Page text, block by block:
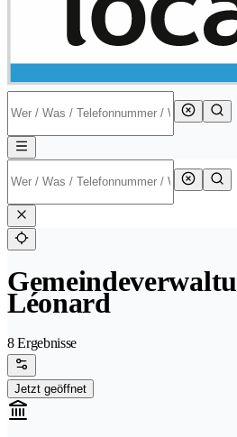
Léonard
8 Ergebnisse
Jetzt geöffnet